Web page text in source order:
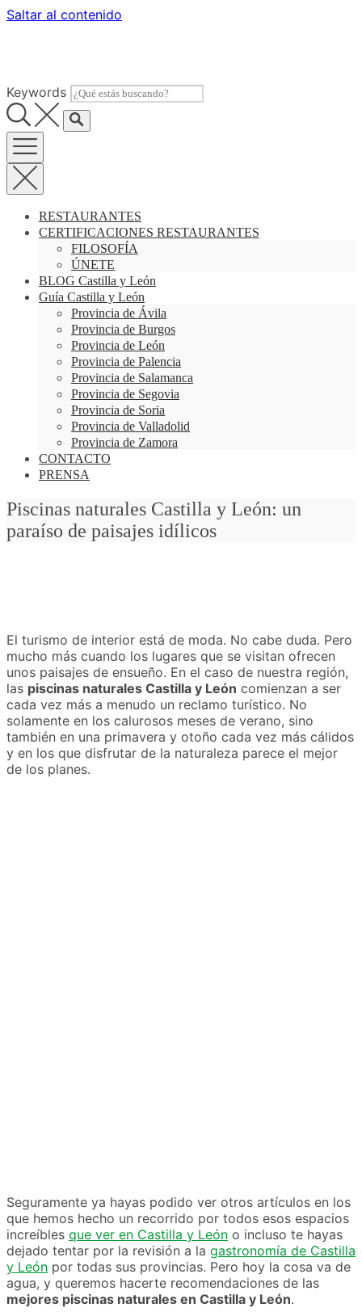
Saltar al contenido
Keywords
RESTAURANTES
CERTIFICACIONES RESTAURANTES
FILOSOFÍA
ÚNETE
BLOG Castilla y León
Guía Castilla y León
Provincia de Ávila
Provincia de Burgos
Provincia de León
Provincia de Palencia
Provincia de Salamanca
Provincia de Segovia
Provincia de Soria
Provincia de Valladolid
Provincia de Zamora
CONTACTO
PRENSA
Piscinas naturales Castilla y León: un
paraíso de paisajes idílicos
El turismo de interior está de moda. No cabe duda. Pero
mucho más cuando los lugares que se visitan ofrecen
unos paisajes de ensueño. En el caso de nuestra región,
las piscinas naturales Castilla y León comienzan a ser
cada vez más a menudo un reclamo turístico. No
solamente en los calurosos meses de verano, sino
también en una primavera y otoño cada vez más cálidos
y en los que disfrutar de la naturaleza parece el mejor
de los planes.
Seguramente ya hayas podido ver otros artículos en los
que hemos hecho un recorrido por todos esos espacios
increíbles que ver en Castilla y León o incluso te hayas
dejado tentar por la revisión a la gastronomía de Castilla
y León por todas sus provincias. Pero hoy la cosa va de
agua, y queremos hacerte recomendaciones de las
mejores piscinas naturales en Castilla y León.